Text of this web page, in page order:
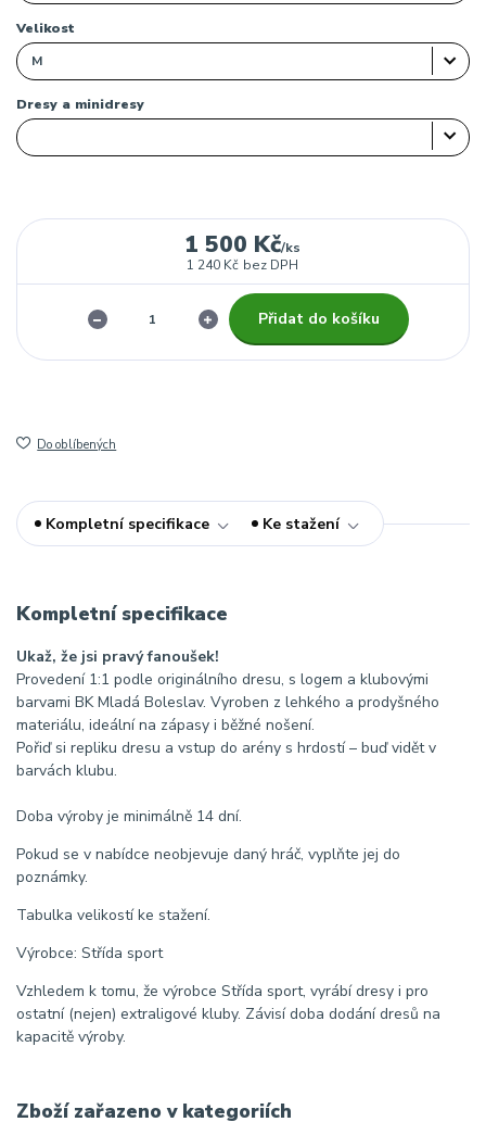
Velikost
Dresy a minidresy
1 500 Kč/ks
1 240 Kč bez DPH
Přidat do košíku
Do oblíbených
Kompletní specifikace Ke stažení
Kompletní specifikace
Ukaž, že jsi pravý fanoušek!
Provedení 1:1 podle originálního dresu, s logem a klubovými
barvami BK Mladá Boleslav. Vyroben z lehkého a prodyšného
materiálu, ideální na zápasy i běžné nošení.
Pořiď si repliku dresu a vstup do arény s hrdostí – buď vidět v
barvách klubu.
Doba výroby je minimálně 14 dní.
Pokud se v nabídce neobjevuje daný hráč, vyplňte jej do
poznámky.
Tabulka velikostí ke stažení.
Výrobce: Střída sport
Vzhledem k tomu, že výrobce Střída sport, vyrábí dresy i pro
ostatní (nejen) extraligové kluby. Závisí doba dodání dresů na
kapacitě výroby.
Zboží zařazeno v kategoriích